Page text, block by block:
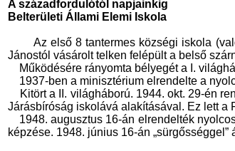
A századfordulótól napjainkig
Belterületi Állami Elemi Iskola
Az első 8 tantermes községi iskola
Jánostól vásárolt telken felépült a belső
Működésére rányomta bélyegét a I.
1937-ben a minisztérium elrendelte a
Kitört a II. világháború. 1944. okt. 29-én
Járásbíróság iskolává alakításával. Ez lett a
1948. augusztus 16-án elrendelték
képzése. 1948. június 16-án